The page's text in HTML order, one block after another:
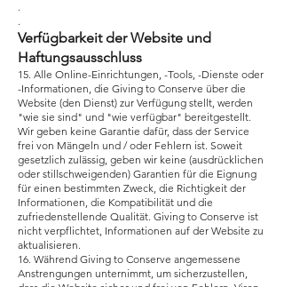
Verfügbarkeit der Website und
Haftungsausschluss
15. Alle Online-Einrichtungen, -Tools, -Dienste oder
-Informationen, die Giving to Conserve über die
Website (den Dienst) zur Verfügung stellt, werden
"wie sie sind" und "wie verfügbar" bereitgestellt.
Wir geben keine Garantie dafür, dass der Service
frei von Mängeln und / oder Fehlern ist. Soweit
gesetzlich zulässig, geben wir keine (ausdrücklichen
oder stillschweigenden) Garantien für die Eignung
für einen bestimmten Zweck, die Richtigkeit der
Informationen, die Kompatibilität und die
zufriedenstellende Qualität. Giving to Conserve ist
nicht verpflichtet, Informationen auf der Website zu
aktualisieren.
16. Während Giving to Conserve angemessene
Anstrengungen unternimmt, um sicherzustellen,